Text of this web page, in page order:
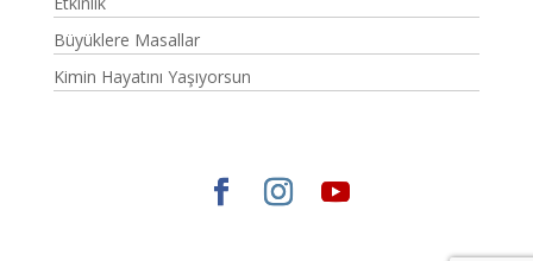
Büyüklere Masallar
Kimin Hayatını Yaşıyorsun